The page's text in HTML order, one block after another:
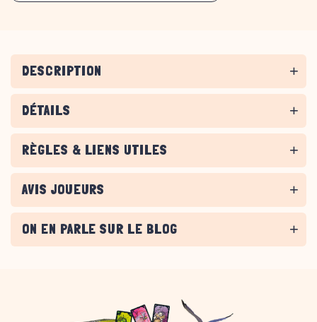
DESCRIPTION
DÉTAILS
RÈGLES & LIENS UTILES
AVIS JOUEURS
ON EN PARLE SUR LE BLOG